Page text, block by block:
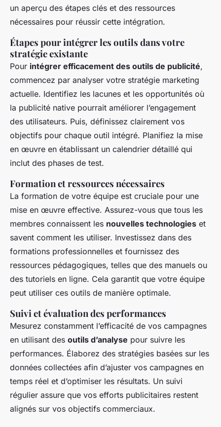
un aperçu des étapes clés et des ressources
nécessaires pour réussir cette intégration.
Étapes pour intégrer les outils dans votre
stratégie existante
Pour intégrer efficacement des outils de publicité,
commencez par analyser votre stratégie marketing
actuelle. Identifiez les lacunes et les opportunités où
la publicité native pourrait améliorer l’engagement
des utilisateurs. Puis, définissez clairement vos
objectifs pour chaque outil intégré. Planifiez la mise
en œuvre en établissant un calendrier détaillé qui
inclut des phases de test.
Formation et ressources nécessaires
La formation de votre équipe est cruciale pour une
mise en œuvre effective. Assurez-vous que tous les
membres connaissent les nouvelles technologies et
savent comment les utiliser. Investissez dans des
formations professionnelles et fournissez des
ressources pédagogiques, telles que des manuels ou
des tutoriels en ligne. Cela garantit que votre équipe
peut utiliser ces outils de manière optimale.
Suivi et évaluation des performances
Mesurez constamment l’efficacité de vos campagnes
en utilisant des outils d’analyse pour suivre les
performances. Élaborez des stratégies basées sur les
données collectées afin d’ajuster vos campagnes en
temps réel et d’optimiser les résultats. Un suivi
régulier assure que vos efforts publicitaires restent
alignés sur vos objectifs commerciaux.